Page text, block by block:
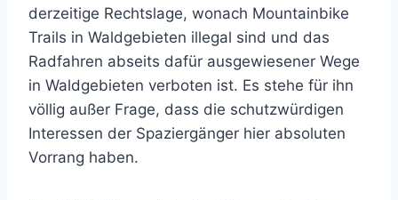
derzeitige Rechtslage, wonach Mountainbike
Trails in Waldgebieten illegal sind und das
Radfahren abseits dafür ausgewiesener Wege
in Waldgebieten verboten ist. Es stehe für ihn
völlig außer Frage, dass die schutzwürdigen
Interessen der Spaziergänger hier absoluten
Vorrang haben.